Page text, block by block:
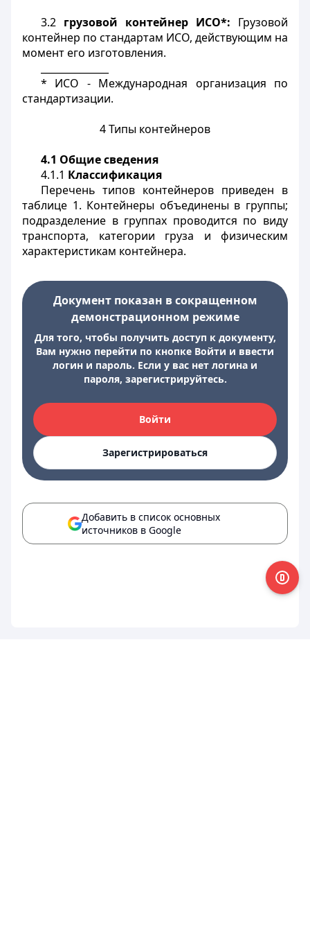
3.2 грузовой контейнер ИСО*: Грузовой
контейнер по стандартам ИСО, действующим на
момент его изготовления.
* ИСО - Международная организация по
стандартизации.
4 Типы контейнеров
4.1 Общие сведения
4.1.1 Классификация
Перечень типов контейнеров приведен в
таблице 1. Контейнеры объединены в группы;
подразделение в группах проводится по виду
транспорта, категории груза и физическим
характеристикам контейнера.
Документ показан в сокращенном
демонстрационном режиме
Для того, чтобы получить доступ к документу,
Вам нужно перейти по кнопке Войти и ввести
логин и пароль. Если у вас нет логина и
пароля, зарегистрируйтесь.
Войти
Зарегистрироваться
Добавить в список основных
источников в Google